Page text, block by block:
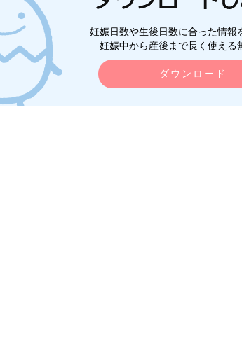
妊娠日数や生後日数に合った情報
妊娠中から産後まで長く使える
ダウンロード